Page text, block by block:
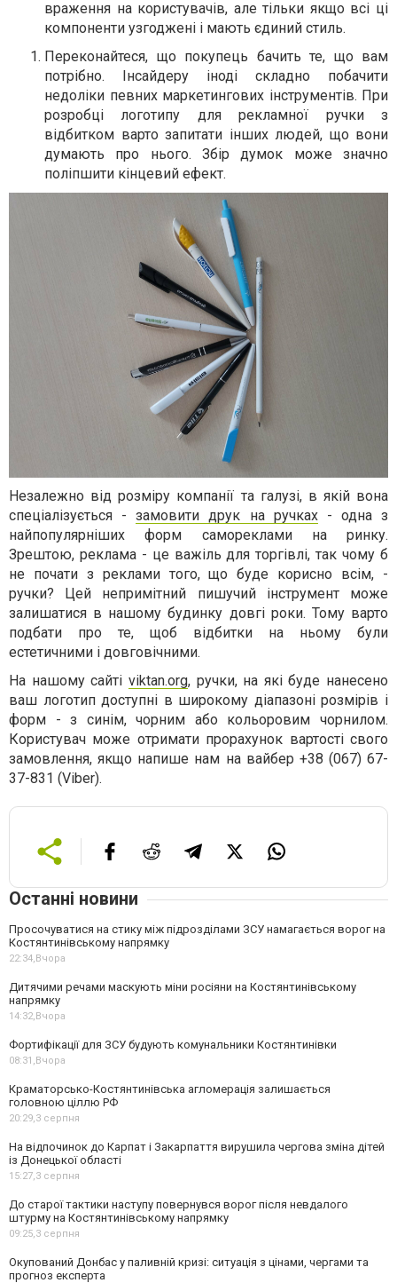
враження на користувачів, але тільки якщо всі ці
компоненти узгоджені і мають єдиний стиль.
Переконайтеся, що покупець бачить те, що вам
потрібно. Інсайдеру іноді складно побачити
недоліки певних маркетингових інструментів. При
розробці логотипу для рекламної ручки з
відбитком варто запитати інших людей, що вони
думають про нього. Збір думок може значно
поліпшити кінцевий ефект.
Незалежно від розміру компанії та галузі, в якій вона
спеціалізується -замовити друк на ручках- одна з
найпопулярніших форм самореклами на ринку.
Зрештою, реклама - це важіль для торгівлі, так чому б
не почати з реклами того, що буде корисно всім, -
ручки? Цей непримітний пишучий інструмент може
залишатися в нашому будинку довгі роки. Тому варто
подбати про те, щоб відбитки на ньому були
естетичними і довговічними.
На нашому сайті viktan.org, ручки, на які буде нанесено
ваш логотип доступні в широкому діапазоні розмірів і
форм - з синім, чорним або кольоровим чорнилом.
Користувач може отримати прорахунок вартості свого
замовлення, якщо напише нам на вайбер +38 (067) 67-
37-831 (Viber).
Останні новини
Просочуватися на стику між підрозділами ЗСУ намагається ворог на
Костянтинівському напрямку
22:34,Вчора
Дитячими речами маскують міни росіяни на Костянтинівському
напрямку
14:32,Вчора
Фортифікації для ЗСУ будують комунальники Костянтинівки
08:31,Вчора
Краматорсько-Костянтинівська агломерація залишається
головною ціллю РФ
20:29,3 серпня
На відпочинок до Карпат і Закарпаття вирушила чергова зміна дітей
із Донецької області
15:27,3 серпня
До старої тактики наступу повернувся ворог після невдалого
штурму на Костянтинівському напрямку
09:25,3 серпня
Окупований Донбас у паливній кризі: ситуація з цінами, чергами та
прогноз експерта